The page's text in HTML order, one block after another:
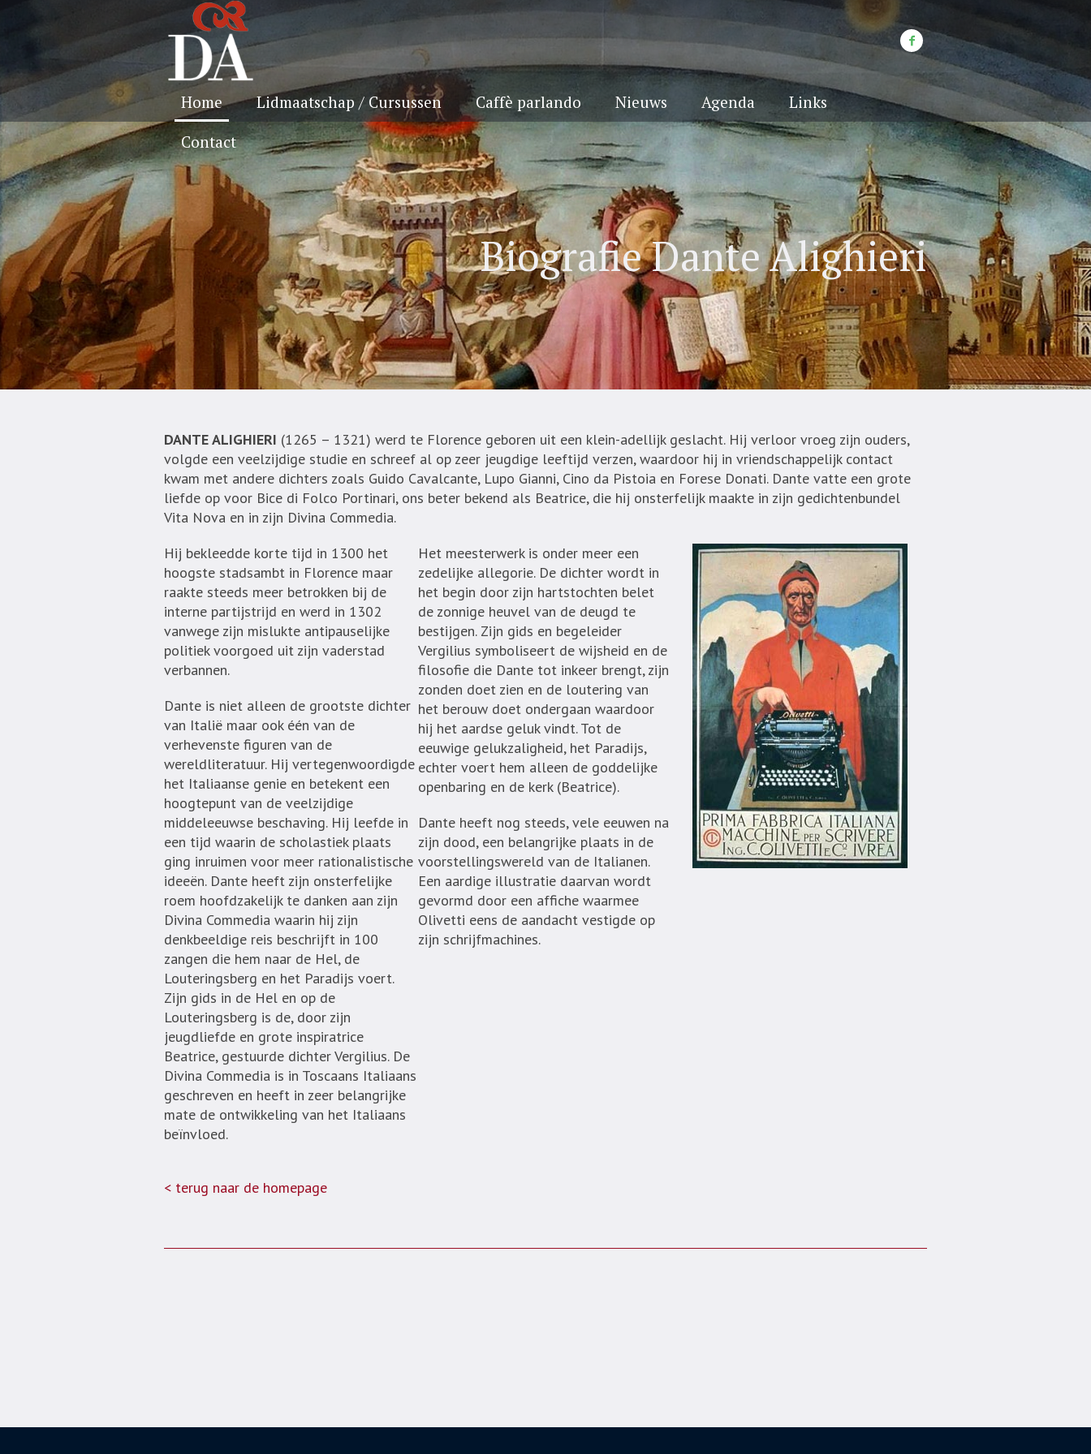
Home Lidmaatschap / Cursussen Caffè parlando Nieuws Agenda
Links
Contact
Biografie Dante Alighieri
DANTE ALIGHIERI (1265 – 1321) werd te Florence geboren uit een klein-adellijk geslacht. Hij verloor vroeg zijn ouders,
volgde een veelzijdige studie en schreef al op zeer jeugdige leeftijd verzen, waardoor hij in vriendschappelijk contact
kwam met andere dichters zoals Guido Cavalcante, Lupo Gianni, Cino da Pistoia en Forese Donati. Dante vatte een grote
liefde op voor Bice di Folco Portinari, ons beter bekend als Beatrice, die hij onsterfelijk maakte in zijn gedichtenbundel
Vita Nova en in zijn Divina Commedia.
Hij bekleedde korte tijd in 1300 het
hoogste stadsambt in Florence maar
raakte steeds meer betrokken bij de
interne partijstrijd en werd in 1302
vanwege zijn mislukte antipauselijke
politiek voorgoed uit zijn vaderstad
verbannen.
Dante is niet alleen de grootste dichter
van Italië maar ook één van de
verhevenste figuren van de
wereldliteratuur. Hij vertegenwoordigde
het Italiaanse genie en betekent een
hoogtepunt van de veelzijdige
middeleeuwse beschaving. Hij leefde in
een tijd waarin de scholastiek plaats
ging inruimen voor meer rationalistische
ideeën. Dante heeft zijn onsterfelijke
roem hoofdzakelijk te danken aan zijn
Divina Commedia waarin hij zijn
denkbeeldige reis beschrijft in 100
zangen die hem naar de Hel, de
Louteringsberg en het Paradijs voert.
Zijn gids in de Hel en op de
Louteringsberg is de, door zijn
jeugdliefde en grote inspiratrice
Beatrice, gestuurde dichter Vergilius. De
Divina Commedia is in Toscaans Italiaans
geschreven en heeft in zeer belangrijke
mate de ontwikkeling van het Italiaans
beïnvloed.
Het meesterwerk is onder meer een
zedelijke allegorie. De dichter wordt in
het begin door zijn hartstochten belet
de zonnige heuvel van de deugd te
bestijgen. Zijn gids en begeleider
Vergilius symboliseert de wijsheid en de
filosofie die Dante tot inkeer brengt, zijn
zonden doet zien en de loutering van
het berouw doet ondergaan waardoor
hij het aardse geluk vindt. Tot de
eeuwige gelukzaligheid, het Paradijs,
echter voert hem alleen de goddelijke
openbaring en de kerk (Beatrice).
Dante heeft nog steeds, vele eeuwen na
zijn dood, een belangrijke plaats in de
voorstellingswereld van de Italianen.
Een aardige illustratie daarvan wordt
gevormd door een affiche waarmee
Olivetti eens de aandacht vestigde op
zijn schrijfmachines.
< terug naar de homepage